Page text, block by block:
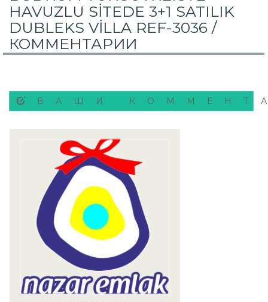
HAVUZLU SİTEDE 3+1 SATILIK
DUBLEKS VİLLA REF-3036 /
КОММЕНТАРИИ
ВАШИ